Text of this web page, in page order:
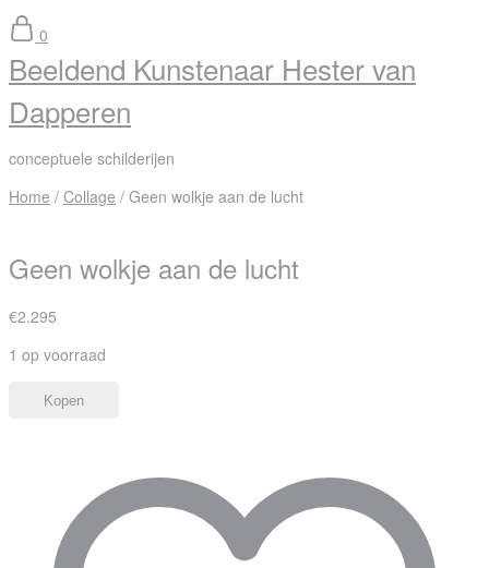
0
Beeldend Kunstenaar Hester van
Dapperen
conceptuele schilderijen
Home / Collage / Geen wolkje aan de lucht
Geen wolkje aan de lucht
€2.295
1 op voorraad
Kopen